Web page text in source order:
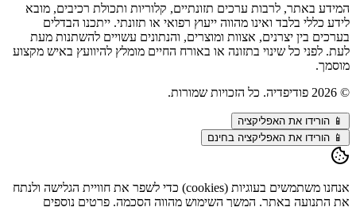
המידע באתר, לרבות ערכים תזונתיים, קלוריות ותכולת רכיבים, מובא
לידע כללי בלבד ואינו מהווה ייעוץ רפואי או תזונתי. ייתכנו הבדלים
בערכים בין יצרנים, אצוות ומוצרים, והנתונים עשויים להשתנות מעת
לעת. לפני כל שינוי בתזונה או באורח החיים מומלץ להיוועץ באיש מקצוע
מוסמך.
©
2026 פודיפדיה. כל הזכויות שמורות.
📱 הורידו את האפליקציה
📱 הורידו את האפליקציה בחינם
אנחנו משתמשים בעוגיות (cookies) כדי לשפר את חוויית הגלישה ולנתח
את התנועה באתר. המשך השימוש מהווה הסכמה. פרטים נוספים